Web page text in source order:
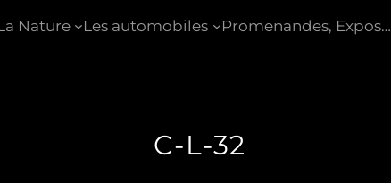
Nature Les automobiles Promenandes, Expos…
C-L-32